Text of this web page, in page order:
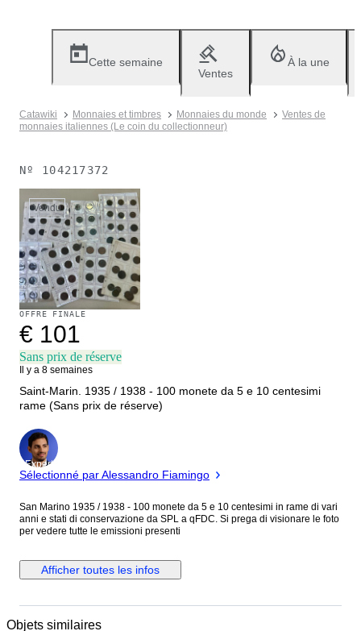
Cette semaine
Ventes
À la une
Catawiki Monnaies et timbres Monnaies du monde
Ventes de
monnaies italiennes (Le coin du collectionneur)
Nº 104217372
Vendu
OFFRE FINALE
€ 101
Sans prix de réserve
Il y a 8 semaines
Saint-Marin. 1935 / 1938 - 100 monete da 5 e 10 centesimi
rame (Sans prix de réserve)
Expert
Sélectionné par Alessandro Fiamingo
San Marino 1935 / 1938 - 100 monete da 5 e 10 centesimi in rame di vari
anni e stati di conservazione da SPL a qFDC. Si prega di visionare le foto
per vedere tutte le emissioni presenti
Afficher toutes les infos
Objets similaires